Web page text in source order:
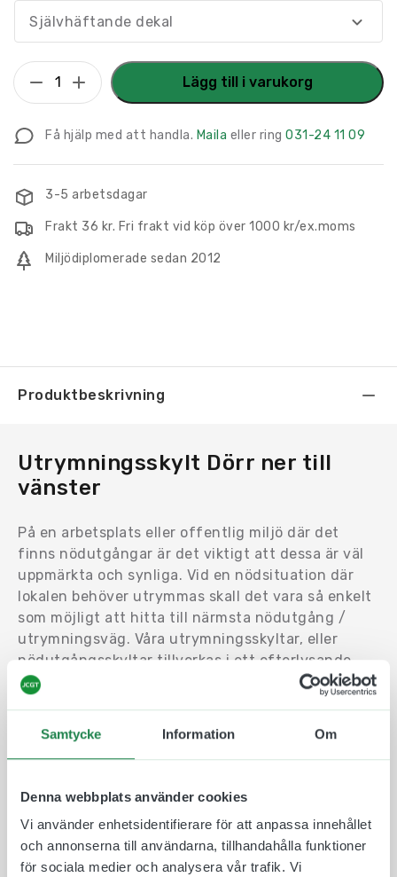
Samtycke Information Om
Denna webbplats använder cookies
Vi använder enhetsidentifierare för att anpassa innehållet
och annonserna till användarna, tillhandahålla funktioner
för sociala medier och analysera vår trafik. Vi
Självhäftande dekal
Utrymningsskylt
Dörr
till
vänster
mängd
Lägg till i varukorg
Få hjälp med att handla. Maila eller ring 031-24 11 09
3-5 arbetsdagar
Frakt 36 kr. Fri frakt vid köp över 1000 kr/ex.moms
Miljödiplomerade sedan 2012
Produktbeskrivning
Utrymningsskylt Dörr ner till
vänster
På en arbetsplats eller offentlig miljö där det
finns nödutgångar är det viktigt att dessa är väl
uppmärkta och synliga. Vid en nödsituation där
lokalen behöver utrymmas skall det vara så enkelt
som möjligt att hitta till närmsta nödutgång /
utrymningsväg. Våra utrymningsskyltar, eller
nödutgångsskyltar tillverkas i ett efterlysande
material som syns väl en bra stund efter att
lokalens har släckts ned. Vi använder vedertagna
Arbetsmiljöverkets riktlinjer när det kommer till
Välj mellan olika material och storlekar och hitta
en skylt som passar just för er. Våra skyltar och
dekaler tillverkas i Göteborg på ett miljövänligt
sätt.